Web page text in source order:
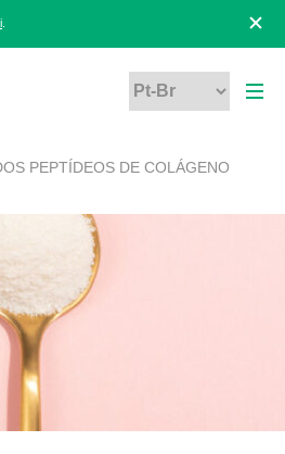
PEPTÍDEOS DE COLÁGENO